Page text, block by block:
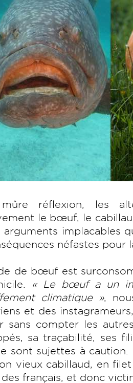
réflexion, les
le bœuf, le
arguments implacables
néfastes pour
de bœuf est
« Le bœuf a un
climatique »,
et des
sans compter les
sa traçabilité, ses
sont sujettes à caution.
vieux cabillaud, en
français, et donc